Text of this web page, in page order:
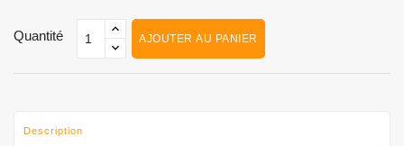
Quantité AJOUTER AU PANIER
Description